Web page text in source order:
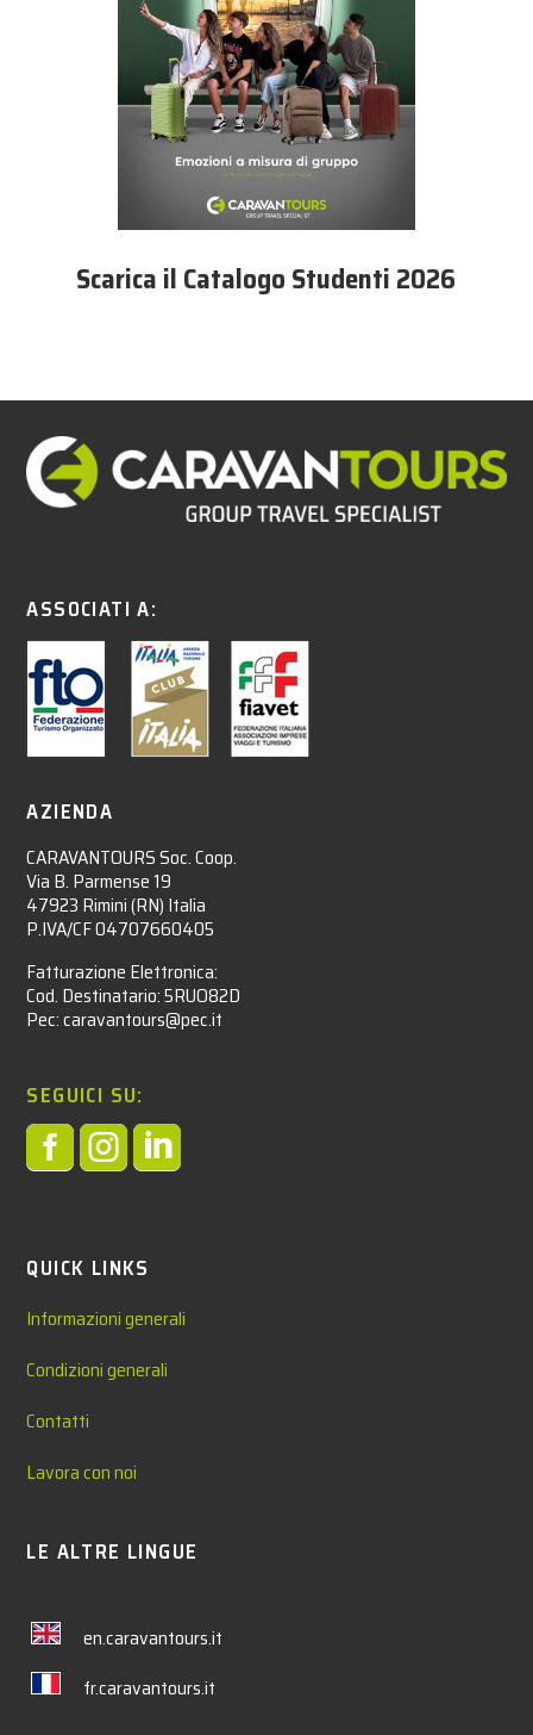
Scarica il Catalogo Studenti 2026
ASSOCIATI A:
AZIENDA
CARAVANTOURS Soc. Coop.
Via B. Parmense 19
47923 Rimini (RN) Italia
P.IVA/CF 04707660405
Fatturazione Elettronica:
Cod. Destinatario: 5RUO82D
Pec: caravantours@pec.it
SEGUICI SU:

QUICK LINKS
Informazioni generali
Condizioni generali
Contatti
Lavora con noi
LE ALTRE LINGUE
en.caravantours.it
fr.caravantours.it